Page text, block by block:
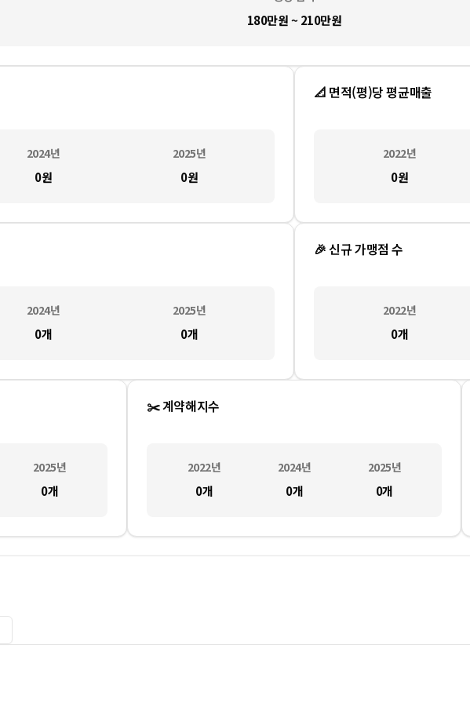
180만원 ~ 210만원
2024년 2025년
0원 0원
📐 면적(평)당 평균매출
2022년
0원
2024년 2025년
0개 0개
🎉 신규 가맹점 수
2022년
0개
2025년
0개
✂️ 계약해지수
2022년 2024년 2025년
0개 0개 0개